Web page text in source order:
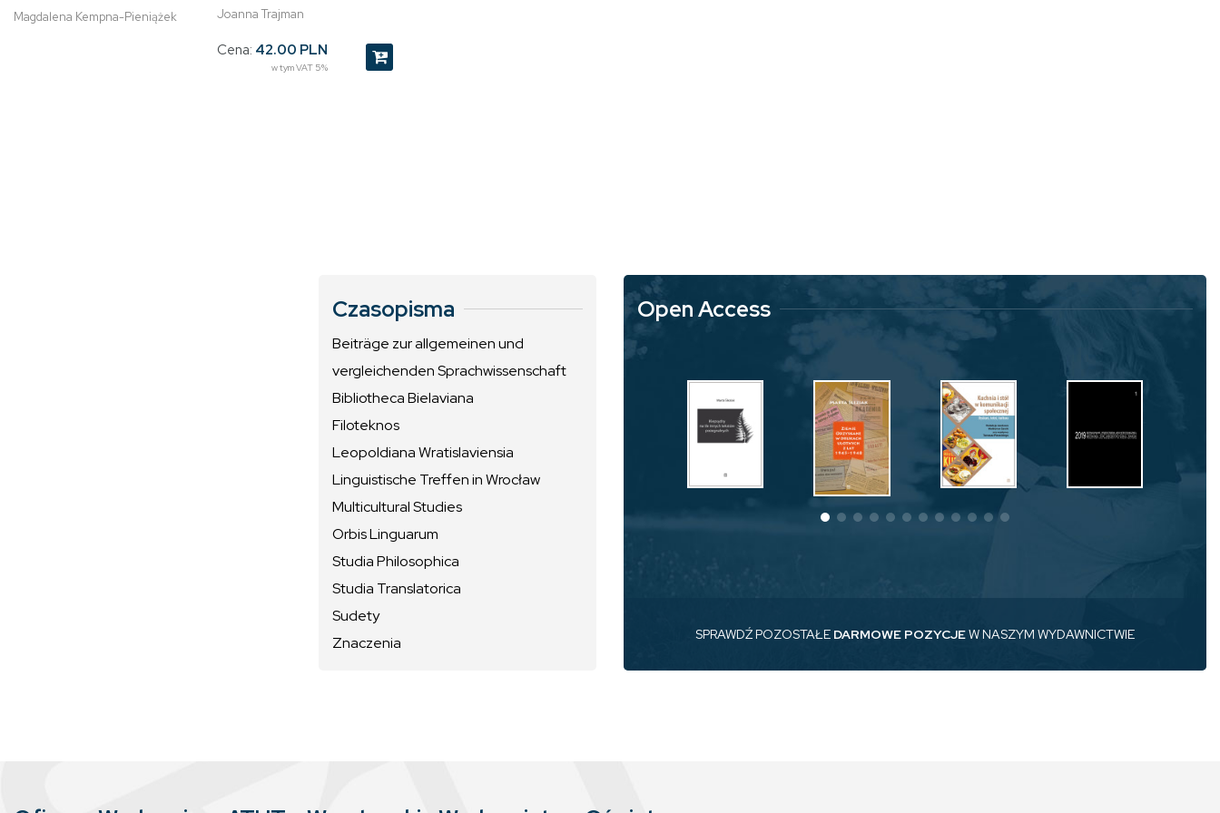
Magdalena Kempna-Pieniążek Joanna Trajman
Cena: 42.00 PLN
w tym VAT 5%
Czasopisma
Beiträge zur allgemeinen und
vergleichenden Sprachwissenschaft
Bibliotheca Bielaviana
Filoteknos
Leopoldiana Wratislaviensia
Linguistische Treffen in Wrocław
Multicultural Studies
Orbis Linguarum
Studia Philosophica
Studia Translatorica
Sudety
Znaczenia
Open Access
SPRAWDŹ POZOSTAŁE DARMOWE POZYCJEW NASZYM WYDAWNICTWIE